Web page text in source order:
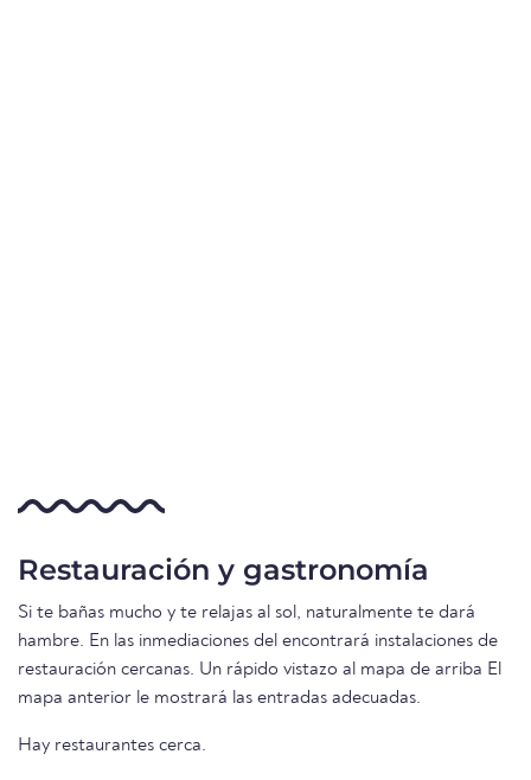
Restauración y gastronomía
Si te bañas mucho y te relajas al sol, naturalmente te dará
hambre. En las inmediaciones del encontrará instalaciones de
restauración cercanas. Un rápido vistazo al mapa de arriba El
mapa anterior le mostrará las entradas adecuadas.
Hay restaurantes cerca.